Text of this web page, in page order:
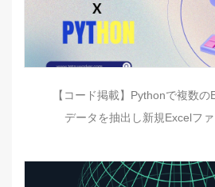
【コード掲載】Pythonで複数
データを抽出し新規Excelフ